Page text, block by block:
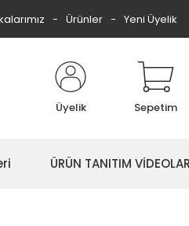
Ürünler Yeni Üyelik
Üyelik Sepetim
ÜRÜN TANITIM